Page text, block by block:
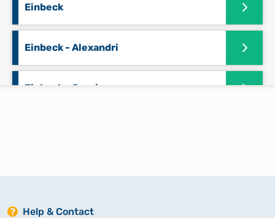
Einbeck
Einbeck - Alexandri
Einbeck - Garnison
Ellensen
Help & Contact